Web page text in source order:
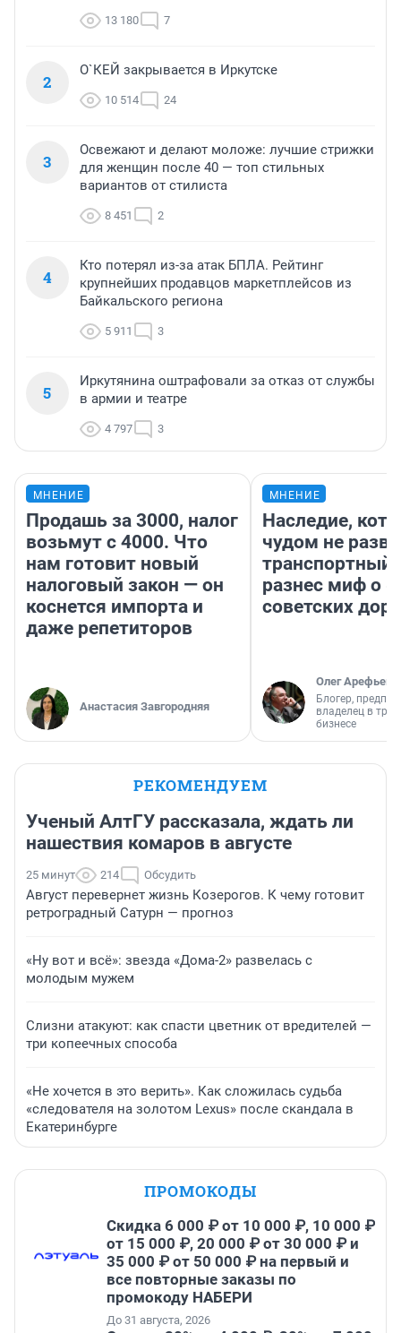
13 180 7
2
О`КЕЙ закрывается в Иркутске
10 514 24
3
Освежают и делают моложе: лучшие стрижки
для женщин после 40 — топ стильных
вариантов от стилиста
8 451 2
4
Кто потерял из-за атак БПЛА. Рейтинг
крупнейших продавцов маркетплейсов из
Байкальского региона
5 911 3
5
Иркутянина оштрафовали за отказ от службы
в армии и театре
4 797 3
МНЕНИЕ
Продашь за 3000, налог
возьмут с 4000. Что
нам готовит новый
налоговый закон — он
коснется импорта и
даже репетиторов
Анастасия Завгородняя
МНЕНИЕ
Наследие,
чудом не
транспортный
разнес миф о
советских
Олег Арефьев
Блогер,
владелец в
бизнесе
РЕКОМЕНДУЕМ
Ученый АлтГУ рассказала, ждать ли
нашествия комаров в августе
25 минут 214 Обсудить
Август перевернет жизнь Козерогов. К чему готовит
ретроградный Сатурн — прогноз
«Ну вот и всё»: звезда «Дома-2» развелась с
молодым мужем
Слизни атакуют: как спасти цветник от вредителей —
три копеечных способа
«Не хочется в это верить». Как сложилась судьба
«следователя на золотом Lexus» после скандала в
Екатеринбурге
ПРОМОКОДЫ
Скидка 6 000 ₽ от 10 000 ₽, 10 000 ₽
от 15 000 ₽, 20 000 ₽ от 30 000 ₽ и
35 000 ₽ от 50 000 ₽ на первый и
все повторные заказы по
промокоду НАБЕРИ
До 31 августа, 2026